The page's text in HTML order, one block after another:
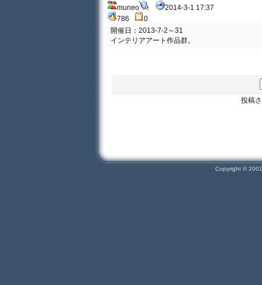
muneo
2014-3-1 17:37
786
0
開催日：2013-7-2～31
インテリアアート作品群。
投稿
Copyright ©